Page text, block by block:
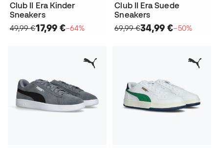
Club II Era Kinder
Sneakers
49,99 €17,99 €−64%
Club II Era Suede
Sneakers
69,99 €34,99 €−50%